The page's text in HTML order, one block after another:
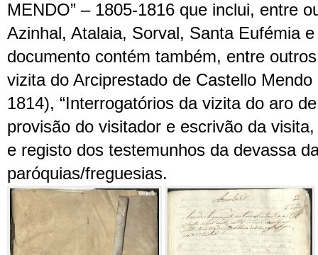
MENDO” – 1805-1816 que inclui, entre
Azinhal, Atalaia, Sorval, Santa Eufémia
documento contém também, entre
vizita do Arciprestado de Castello
1814), “Interrogatórios da vizita do aro
provisão do visitador e escrivão da
e registo dos testemunhos da devassa
paróquias/freguesias.